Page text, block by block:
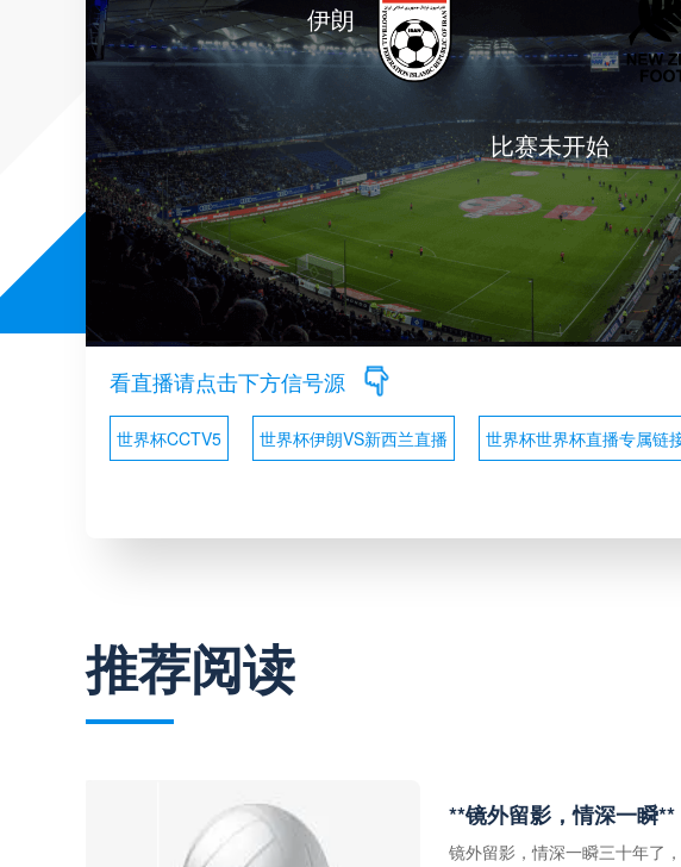
伊朗
比赛未开始
看直播请点击下方信号源
世界杯CCTV5 世界杯伊朗VS新西兰直播 世界杯世界杯直播专属链
推荐阅读
**镜外留影，情深一瞬**
镜外留影，情深一瞬三十年了